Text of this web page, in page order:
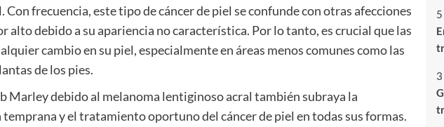
frecuencia, este tipo de cáncer de piel se confunde con otras afecciones
alto debido a su apariencia no característica. Por lo tanto, es crucial que las
cambio en su piel, especialmente en áreas menos comunes como las
de los pies.
Marley debido al melanoma lentiginoso acral también subraya la
y el tratamiento oportuno del cáncer de piel en todas sus formas.